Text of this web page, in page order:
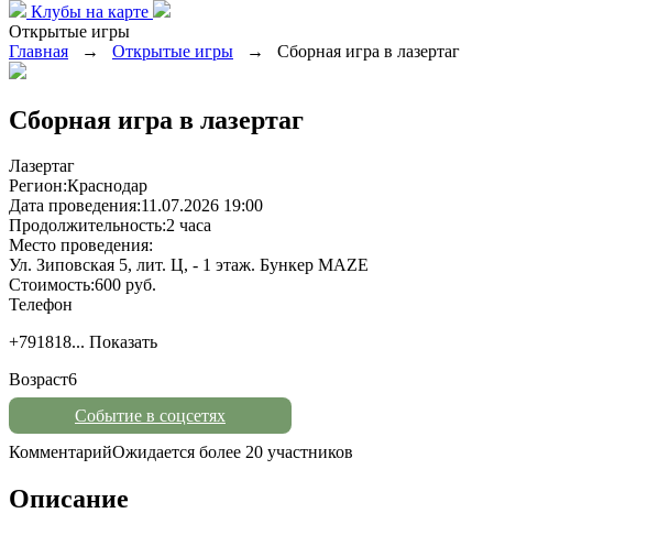
Клубы на карте
Открытые игры
Главная
→ Открытые игры → Сборная игра в лазертаг
Сборная игра в лазертаг
Лазертаг
Регион:Краснодар
Дата проведения:11.07.2026 19:00
Продолжительность:2 часа
Место проведения:
Ул. Зиповская 5, лит. Ц, - 1 этаж. Бункер MAZE
Стоимость:600 руб.
Телефон
+791818... Показать
Возраст6
Событие в соцсетях
КомментарийОжидается более 20 участников
Описание